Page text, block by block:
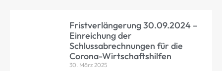
Fristverlängerung 30.09.2024 –
Einreichung der
Schlussabrechnungen für die
Corona-Wirtschaftshilfen
30. März 2025